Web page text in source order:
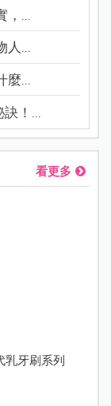
，...
人...
麼...
！...
看更多
乳牙刷系列